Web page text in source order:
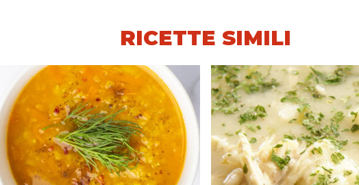
RICETTE SIMILI